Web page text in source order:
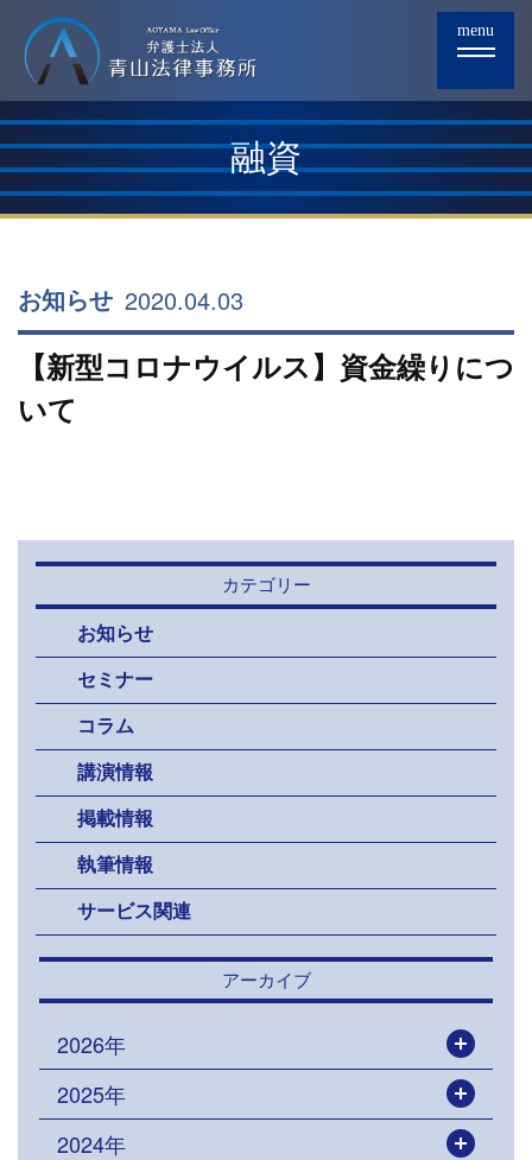
menu
融資
お知らせ 2020.04.03
【新型コロナウイルス】資金繰りにつ
いて
カテゴリー
お知らせ
セミナー
コラム
講演情報
掲載情報
執筆情報
サービス関連
アーカイブ
2026年
2025年
2024年